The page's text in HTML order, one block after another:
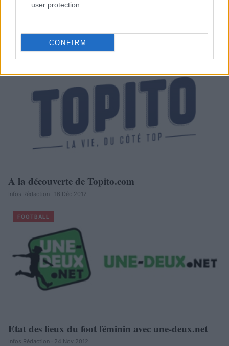
user protection.
CONFIRM
Le mercato de l’OM vu par footmarseille.com
Infos Rédaction · 4 Jan 2013
A la découverte de Topito.com
Infos Rédaction · 16 Déc 2012
FOOTBALL
Etat des lieux du foot féminin avec une-deux.net
Infos Rédaction · 24 Nov 2012